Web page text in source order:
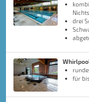
drei
für